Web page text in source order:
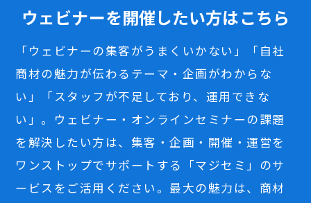
ウェビナーを開催したい方はこちら
「ウェビナーの集客がうまくいかない」「自社
商材の魅力が伝わるテーマ・企画がわからな
い」「スタッフが不足しており、運用できな
い」。ウェビナー・オンラインセミナーの課題
を解決したい方は、集客・企画・開催・運営を
ワンストップでサポートする「マジセミ」のサ
ービスをご活用ください。最大の魅力は、商材